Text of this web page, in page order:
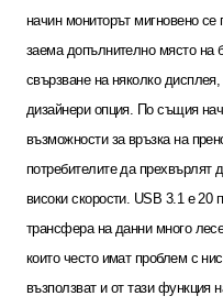
начин мониторът мигновено
заема допълнително място на
свързване на няколко
дизайнери опция. По същия
възможности за връзка на
потребителите да прехвърлят
високи скорости. USB 3.1 е 20
трансфера на данни много
които често имат проблем с
възползват и от тази функция